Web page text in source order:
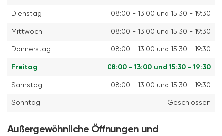
Dienstag 08:00 - 13:00 und 15:30 - 19:30
Mittwoch 08:00 - 13:00 und 15:30 - 19:30
Donnerstag 08:00 - 13:00 und 15:30 - 19:30
Freitag 08:00 - 13:00 und 15:30 - 19:30
Samstag 08:00 - 13:00 und 15:30 - 19:30
Sonntag Geschlossen
Außergewöhnliche Öffnungen und